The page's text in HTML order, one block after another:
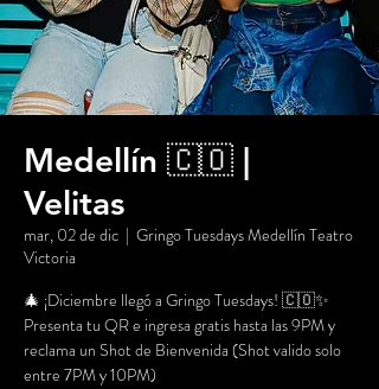
Medellín 🇨🇴 |
Velitas
mar, 02 de dic
  |
Gringo Tuesdays Medellín Teatro
Victoria
🎄 ¡Diciembre llegó a Gringo Tuesdays! 🇨🇴✨
Presenta tu QR e ingresa gratis hasta las 9PM y
reclama un Shot de Bienvenida (Shot valido solo
entre 7PM y 10PM)